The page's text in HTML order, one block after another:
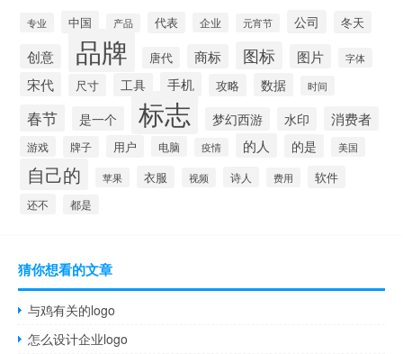
专业 中国 产品 代表 企业 元宵节 公司 冬天
创意 品牌 唐代 商标 图标 图片 字体
宋代 尺寸 工具 手机 攻略 数据 时间
春节 是一个 标志 梦幻西游 水印 消费者
游戏 牌子 用户 电脑 疫情 的人 的是 美国
自己的 苹果 衣服 视频 诗人 费用 软件
还不 都是
猜你想看的文章
与鸡有关的logo
怎么设计企业logo